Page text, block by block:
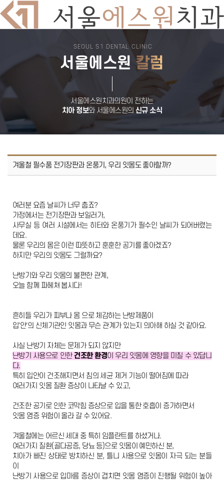
의료진소개
둘러보기
진료시간
서울에스원 특별함
디지털 치과 진료
자연치아 보존원칙
검증된 재료
쾌적한 진료환경
전악 임플란트
임플란트 틀니
부분교정
덧니교정
어린이성장교정
장치별교정
심미치료
라미네이트
올세라믹
자연치아살리기
충치치료
보철치료
스케일링
고난이도 사랑니 발치
온라인상담
공지사항
전후사진
에스원칼럼
자주 묻는 질문
블로그
치과소개
서울에스원 특별함
SEOUL S1 DENTAL CLINIC
서울에스원칼럼
서울에스원치과의원이 전하는
치아 정보와 서울에스원의 신규 소식
겨울철 필수품 전기장판과 온풍기, 우리 잇몸도 좋아할까?
여러분 요즘 날씨가 너무 춥죠?
가정에서는 전기장판과 보일러가,
사무실 등 여러 시설에서는 히터와 온풍기가 필수인 날씨가 되어버렸는
데요.
물론 우리의 몸은 이런 따뜻하고 훈훈한 공기를 좋아겠죠?
하지만 우리의 잇몸도 그럴까요?
난방기와 우리 잇몸의 불편한 관계,
오늘 함께 파헤쳐 봅시다!
흔히들 우리가 피부나 몸 으로 체감하는 난방제품이
입'안'의 신체기관인 잇몸과 무슨 관계가 있는지 의아해 하실 것 같아요.
사실 난방기 자체는 문제가 되지 않지만
난방기 사용으로 인한건조한 환경이 우리 잇몸에 영향을 미칠 수 있답니
다.
특히 입안이 건조해지면서 침의 세균 제거 기능이 떨어짐에 따라
여러가지 잇몸 질환 증상이 나타날 수 있고,
건조한 공기로 인한 코막힘 증상으로 입을 통한 호흡이 증가하면서
잇몸 염증 위험이 올라 갈 수 있어요.
겨울철에는 어르신 세대 중 특히 임플란트를 하셨거나.
여러가지 질환(골다공증, 당뇨 등)으로 잇몸이 예민하신 분,
치아가 빠진 상태로 방치하신 분, 틀니 사용으로 잇몸이 자극 되는 분들
이
난방기 사용으로 입마름 증상이 겹치면 잇몸 염증이 진행될 위험이 높아